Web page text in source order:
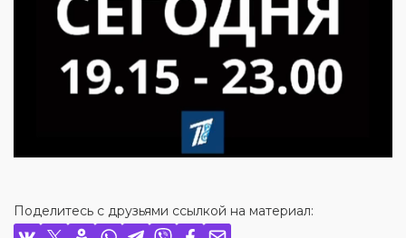
Поделитесь с друзьями ссылкой на материал: